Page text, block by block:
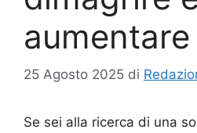
aumentare
25 Agosto 2025 di
Se sei alla ricerca di una